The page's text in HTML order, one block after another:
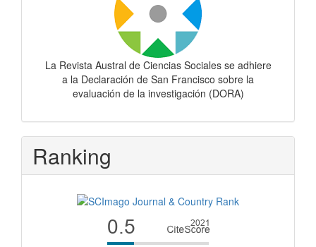
La Revista Austral de Ciencias Sociales se adhiere
a la Declaración de San Francisco sobre la
evaluación de la investigación (DORA)
Ranking